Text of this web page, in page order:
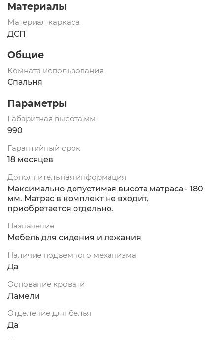
Материалы
Материал каркаса
ДСП
Общие
Комната использования
Спальня
Параметры
Габаритная высота,мм
990
Гарантийный срок
18 месяцев
Дополнительная информация
Максимально допустимая высота матраса - 180
мм. Матрас в комплект не входит,
приобретается отдельно.
Назначение
Мебель для сидения и лежания
Наличие подъемного механизма
Да
Основание кровати
Ламели
Отделение для белья
Да